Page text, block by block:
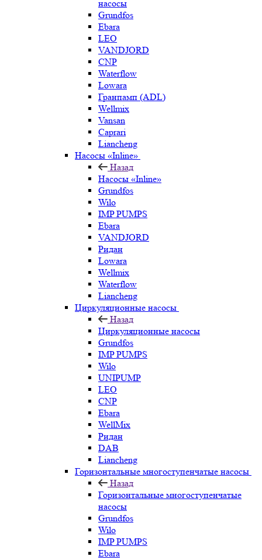
насосы
Grundfos
Ebara
LEO
VANDJORD
CNP
Waterflow
Lowara
Гранпамп (ADL)
Wellmix
Vansan
Caprari
Liancheng
Насосы «Inline»
Назад
Насосы «Inline»
Grundfos
Wilo
IMP PUMPS
Ebara
VANDJORD
Ридан
Lowara
Wellmix
Waterflow
Liancheng
Циркуляционные насосы
Назад
Циркуляционные насосы
Grundfos
IMP PUMPS
Wilo
UNIPUMP
LEO
CNP
Ebara
WellMix
Ридан
DAB
Liancheng
Горизонтальные многоступенчатые насосы
Назад
Горизонтальные многоступенчатые
насосы
Grundfos
Wilo
IMP PUMPS
Ebara